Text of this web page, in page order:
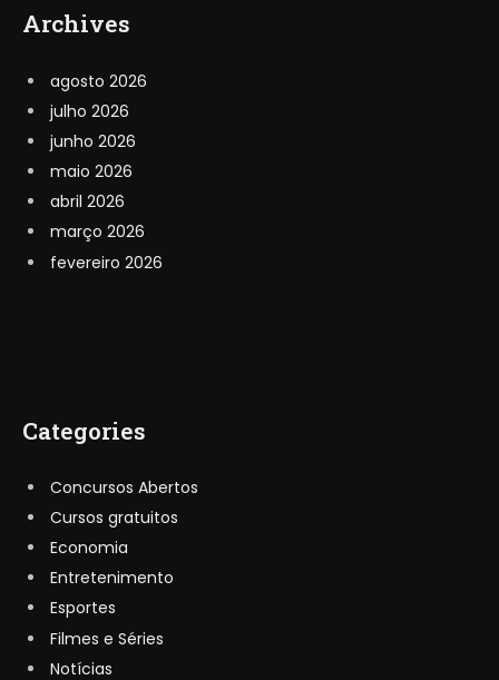
Archives
agosto 2026
julho 2026
junho 2026
maio 2026
abril 2026
março 2026
fevereiro 2026
Categories
Concursos Abertos
Cursos gratuitos
Economia
Entretenimento
Esportes
Filmes e Séries
Notícias